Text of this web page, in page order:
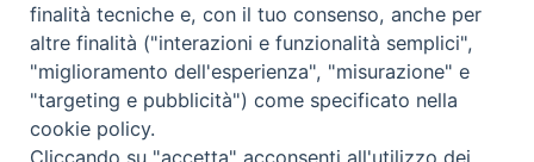
Abbonamento Annuale Digitale
Abbonamento Annuale Cartaceo
Abbonamento Singola Copia Digitale
finalità tecniche e, con il tuo consenso, anche per
altre finalità ("interazioni e funzionalità semplici",
"miglioramento dell'esperienza", "misurazione" e
"targeting e pubblicità") come specificato nella
cookie policy.